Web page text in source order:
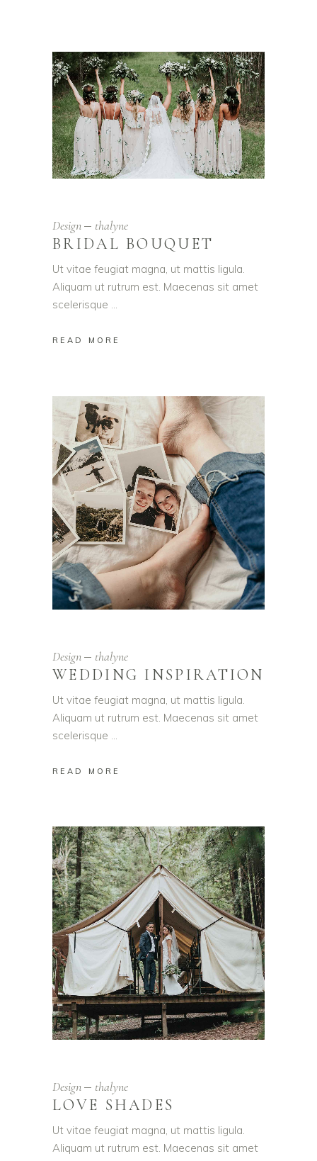
Design thalyne
BRIDAL BOUQUET
Ut vitae feugiat magna, ut mattis ligula.
Aliquam ut rutrum est. Maecenas sit amet
scelerisque
READ MORE
Design thalyne
WEDDING INSPIRATION
Ut vitae feugiat magna, ut mattis ligula.
Aliquam ut rutrum est. Maecenas sit amet
scelerisque
READ MORE
Design thalyne
LOVE SHADES
Ut vitae feugiat magna, ut mattis ligula.
Aliquam ut rutrum est. Maecenas sit amet